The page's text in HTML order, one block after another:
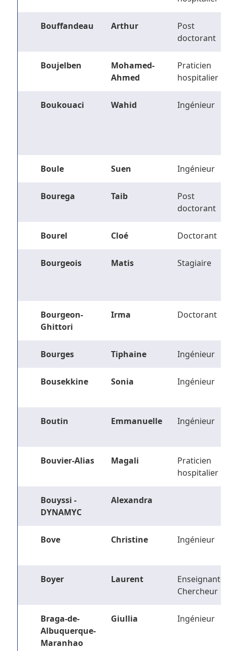
Bouffandeau Arthur
Post
doctorant
Boujelben
Mohamed-
Ahmed
Praticien
hospitalier
Boukouaci Wahid Ingénieur
Boule Suen Ingénieur
Bourega Taib
Post
doctorant
Bourel Cloé Doctorant
Bourgeois Matis Stagiaire
Bourgeon-
Ghittori
Irma Doctorant
Bourges Tiphaine Ingénieur
Bousekkine Sonia Ingénieur
Boutin Emmanuelle Ingénieur
Bouvier-Alias Magali
Praticien
hospitalier
Bouyssi -
DYNAMYC
Alexandra
Bove Christine Ingénieur
Boyer Laurent
Enseignant-
Chercheur
Braga-de-
Albuquerque-
Maranhao
Giullia Ingénieur